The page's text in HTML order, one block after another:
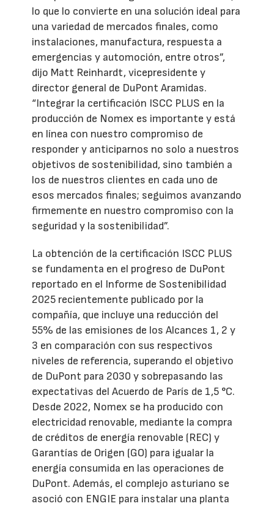
lo que lo convierte en una solución ideal para
una variedad de mercados finales, como
instalaciones, manufactura, respuesta a
emergencias y automoción, entre otros”,
dijo Matt Reinhardt, vicepresidente y
director general de DuPont Aramidas.
“Integrar la certificación ISCC PLUS en la
producción de Nomex es importante y está
en línea con nuestro compromiso de
responder y anticiparnos no solo a nuestros
objetivos de sostenibilidad, sino también a
los de nuestros clientes en cada uno de
esos mercados finales; seguimos avanzando
firmemente en nuestro compromiso con la
seguridad y la sostenibilidad”.
La obtención de la certificación ISCC PLUS
se fundamenta en el progreso de DuPont
reportado en el Informe de Sostenibilidad
2025 recientemente publicado por la
compañía, que incluye una reducción del
55% de las emisiones de los Alcances 1, 2 y
3 en comparación con sus respectivos
niveles de referencia, superando el objetivo
de DuPont para 2030 y sobrepasando las
expectativas del Acuerdo de París de 1,5 °C.
Desde 2022, Nomex se ha producido con
electricidad renovable, mediante la compra
de créditos de energía renovable (REC) y
Garantías de Origen (GO) para igualar la
energía consumida en las operaciones de
DuPont. Además, el complejo asturiano se
asoció con ENGIE para instalar una planta